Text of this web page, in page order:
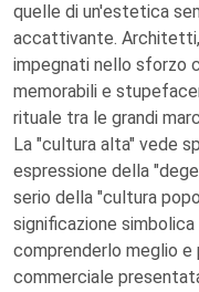
quelle di un'estetica
accattivante.
impegnati nello sforzo
memorabili e
rituale tra le grandi
La "cultura alta" vede
espressione della
serio della "cultura
significazione
comprenderlo meglio e
commerciale